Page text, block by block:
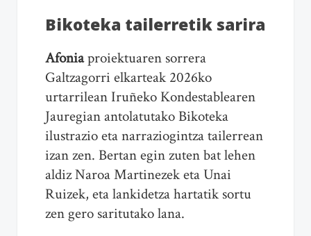
Bikoteka tailerretik sarira
Afoniaproiektuaren sorrera
Galtzagorri elkarteak 2026ko
urtarrilean Iruñeko Kondestablearen
Jauregian antolatutako Bikoteka
ilustrazio eta narraziogintza tailerrean
izan zen. Bertan egin zuten bat lehen
aldiz Naroa Martinezek eta Unai
Ruizek, eta lankidetza hartatik sortu
zen gero saritutako lana.